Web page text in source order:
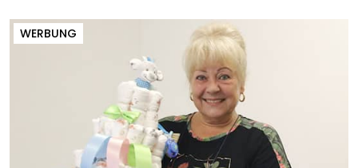
WERBUNG